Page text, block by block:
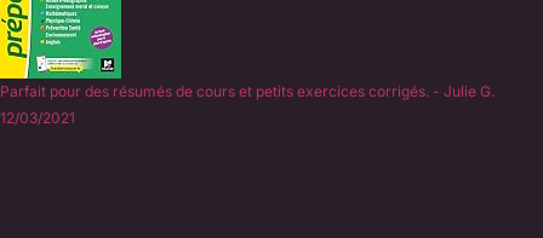
Parfait pour des résumés de cours et petits exercices corrigés. - Julie G.
12/03/2021